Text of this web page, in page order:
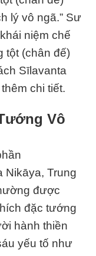
lý vô ngã.” Sư
niệm chế
tột (chân đế)
Sīlavanta
chi tiết.
Vô
Nikāya, Trung
được
đặc tướng
hành thiền
yếu tố như